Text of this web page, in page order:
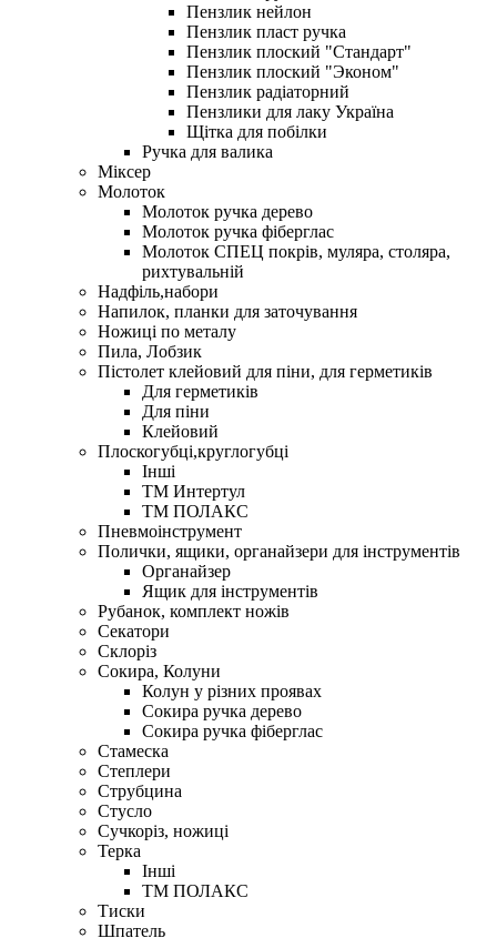
Пензлик нейлон
Пензлик пласт ручка
Пензлик плоский "Стандарт"
Пензлик плоский "Эконом"
Пензлик радіаторний
Пензлики для лаку Україна
Щітка для побілки
Ручка для валика
Міксер
Молоток
Молоток ручка дерево
Молоток ручка фіберглас
Молоток СПЕЦ покрів, муляра, столяра,
рихтувальній
Надфіль,набори
Напилок, планки для заточування
Ножиці по металу
Пила, Лобзик
Пістолет клейовий для піни, для герметиків
Для герметиків
Для піни
Клейовий
Плоскогубці,круглогубці
Інші
ТМ Интертул
ТМ ПОЛАКС
Пневмоінструмент
Полички, ящики, органайзери для інструментів
Органайзер
Ящик для інструментів
Рубанок, комплект ножів
Секатори
Склоріз
Сокира, Колуни
Колун у різних проявах
Сокира ручка дерево
Сокира ручка фіберглас
Стамеска
Степлери
Струбцина
Стусло
Сучкоріз, ножиці
Терка
Інші
ТМ ПОЛАКС
Тиски
Шпатель